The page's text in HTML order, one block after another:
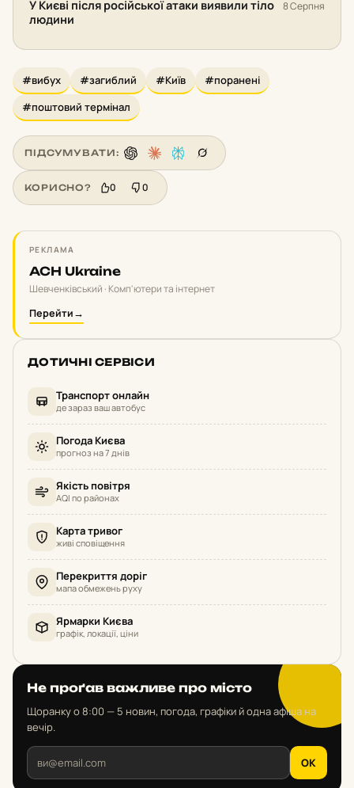
У Києві після російської атаки виявили тіло
людини
8 Серпня
#вибух #загиблий #Київ
#поранені
#поштовий термінал
ПІДСУМУВАТИ:
КОРИСНО? 0 0
РЕКЛАМА
ACH Ukraine
Шевченківський · Комп'ютери та інтернет
Перейти→
ДОТИЧНІ СЕРВІСИ
Транспорт онлайн
де зараз ваш автобус
Погода Києва
прогноз на 7 днів
Якість повітря
AQI по районах
Карта тривог
живі сповіщення
Перекриття доріг
мапа обмежень руху
Ярмарки Києва
графік, локації, ціни
Не проґав важливе про місто
Щоранку о 8:00 — 5 новин, погода, графіки й одна афіша на
вечір.
OK